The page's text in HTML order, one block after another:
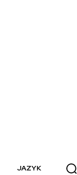
JAZYK